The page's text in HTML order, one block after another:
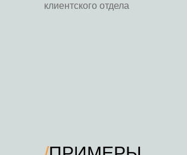
клиентского отдела